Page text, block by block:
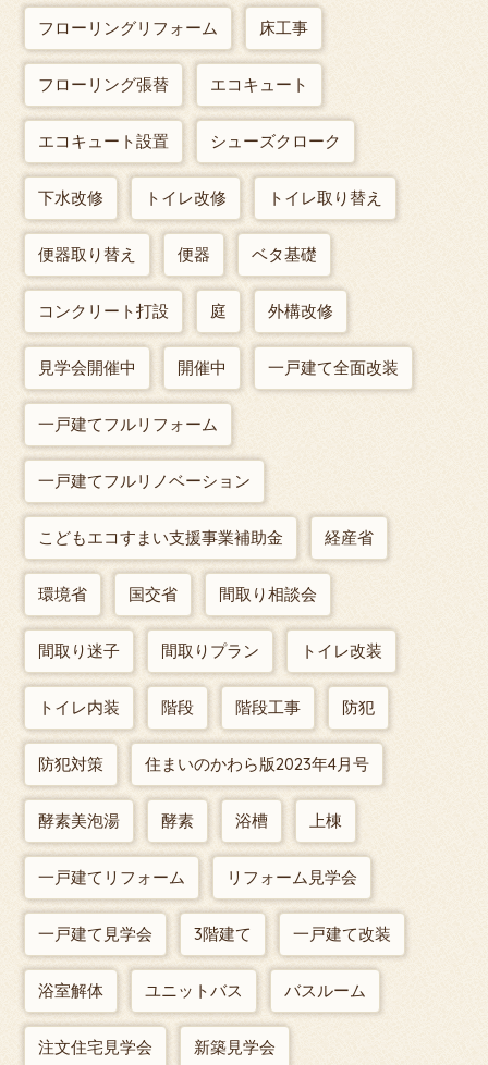
フローリングリフォーム 床工事
フローリング張替 エコキュート
エコキュート設置 シューズクローク
下水改修 トイレ改修 トイレ取り替え
便器取り替え 便器 ベタ基礎
コンクリート打設 庭 外構改修
見学会開催中 開催中 一戸建て全面改装
一戸建てフルリフォーム
一戸建てフルリノベーション
こどもエコすまい支援事業補助金 経産省
環境省 国交省 間取り相談会
間取り迷子 間取りプラン トイレ改装
トイレ内装 階段 階段工事 防犯
防犯対策 住まいのかわら版2023年4月号
酵素美泡湯 酵素 浴槽 上棟
一戸建てリフォーム リフォーム見学会
一戸建て見学会 3階建て 一戸建て改装
浴室解体 ユニットバス バスルーム
注文住宅見学会 新築見学会